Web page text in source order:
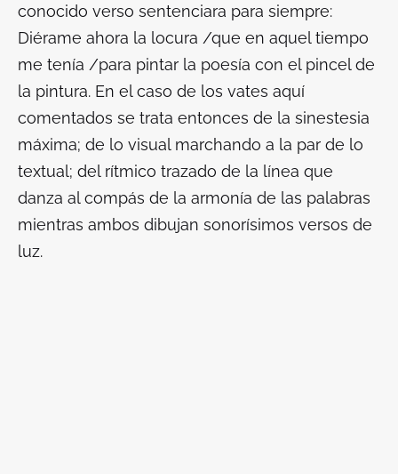
conocido verso sentenciara para siempre:
Diérame ahora la locura /que en aquel tiempo
me tenía /para pintar la poesía con el pincel de
la pintura. En el caso de los vates aquí
comentados se trata entonces de la sinestesia
máxima; de lo visual marchando a la par de lo
textual; del rítmico trazado de la línea que
danza al compás de la armonía de las palabras
mientras ambos dibujan sonorísimos versos de
luz.